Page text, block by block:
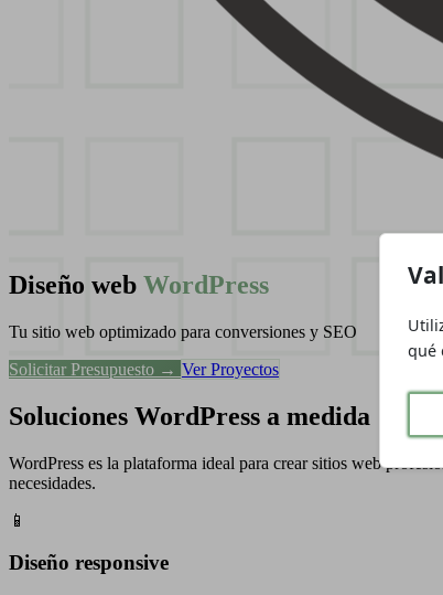
Diseño web WordPress
Tu sitio web optimizado para conversiones y SEO
Solicitar Presupuesto → Ver Proyectos
Soluciones WordPress a medida
WordPress es la plataforma ideal para crear sitios web
necesidades.
📱
Diseño responsive
qué